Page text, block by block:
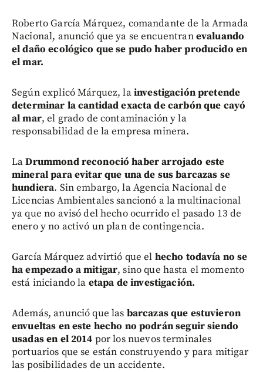
Roberto García Márquez, comandante de la Armada
Nacional, anunció que ya se encuentranevaluando
el daño ecológico que se pudo haber producido en
el mar.
Según explicó Márquez, lainvestigación pretende
determinar la cantidad exacta de carbón que cayó
al mar, el grado de contaminación y la
responsabilidad de la empresa minera.
LaDrummond reconoció haber arrojado este
mineral para evitar que una de sus barcazas se
hundiera. Sin embargo, la Agencia Nacional de
Licencias Ambientales sancionó a la multinacional
ya que no avisó del hecho ocurrido el pasado 13 de
enero y no activó un plan de contingencia.
García Márquez advirtió que el hecho todavía no se
ha empezado a mitigar, sino que hasta el momento
está iniciando la etapa de investigación.
Además, anunció que las barcazas que estuvieron
envueltas en este hecho no podrán seguir siendo
usadas en el 2014 por los nuevos terminales
portuarios que se están construyendo y para mitigar
las posibilidades de un accidente.